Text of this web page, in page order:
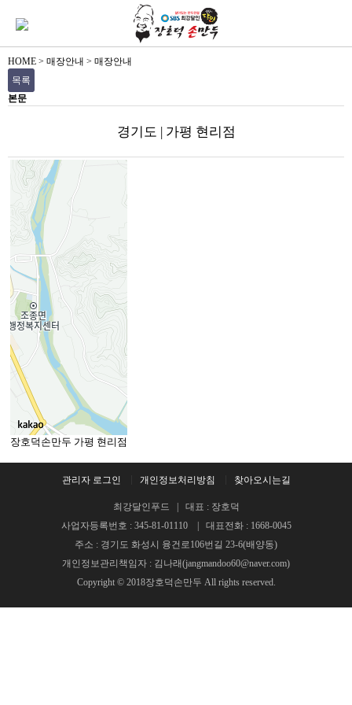
HOME > 매장안내 > 매장안내
목록
본문
경기도 | 가평 현리점
장호덕손만두 가평 현리점
관리자 로그인 개인정보처리방침 찾아오시는길
최강달인푸드 | 대표 : 장호덕
사업자등록번호 : 345-81-01110 | 대표전화 : 1668-0045
주소 : 경기도 화성시 융건로106번길 23-6(배양동)
개인정보관리책임자 : 김나래(jangmandoo60@naver.com)
Copyright © 2018장호덕손만두 All rights reserved.